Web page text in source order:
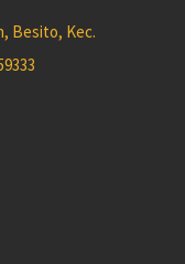
Besito, Kec.